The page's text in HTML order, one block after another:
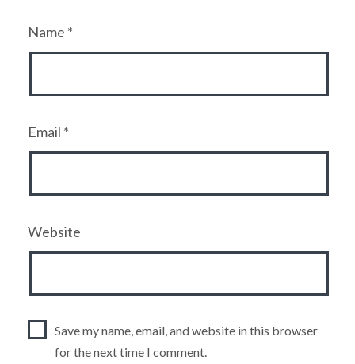
Name *
Email *
Website
Save my name, email, and website in this browser
for the next time I comment.